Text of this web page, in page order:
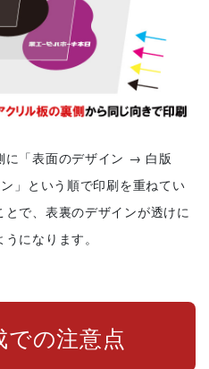
に「表面のデザイン → 白版
」という順で印刷を重ねてい
で、表裏のデザインが透けに
になります。
での注意点